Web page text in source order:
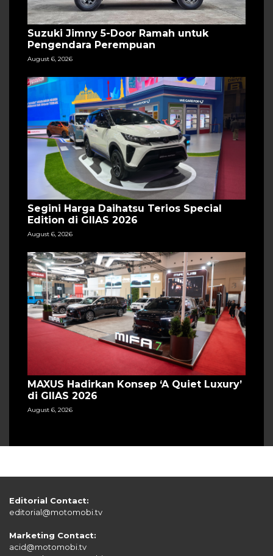
Suzuki Jimny 5-Door Ramah untuk
Pengendara Perempuan
August 6, 2026
Segini Harga Daihatsu Terios Special
Edition di GIIAS 2026
August 6, 2026
MAXUS Hadirkan Konsep ‘A Quiet Luxury’
di GIIAS 2026
August 6, 2026
Editorial Contact:
editorial@motomobi.tv
Marketing Contact:
acid@motomobi.tv